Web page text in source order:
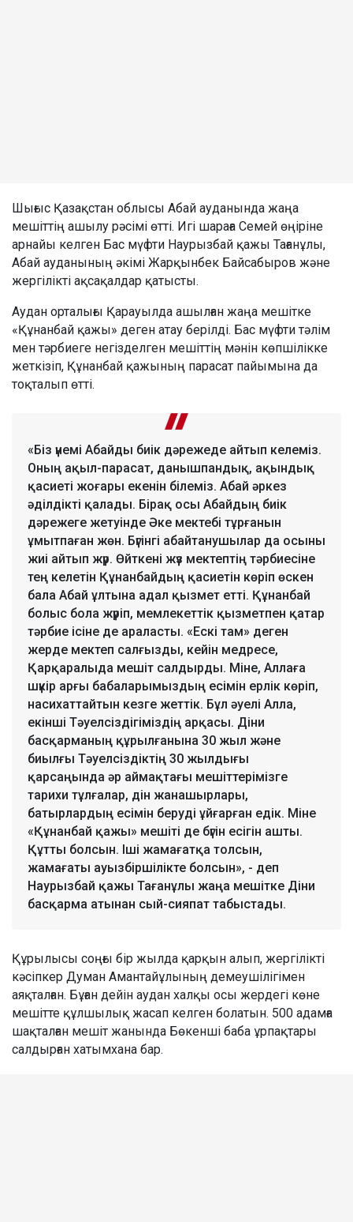
Шығыс Қазақстан облысы Абай ауданында жаңа
мешіттің ашылу рәсімі өтті. Игі шараға Семей өңіріне
арнайы келген Бас мүфти Наурызбай қажы Тағанұлы,
Абай ауданының әкімі Жарқынбек Байсабыров және
жергілікті ақсақалдар қатысты.
Аудан орталығы Қарауылда ашылған жаңа мешітке
«Құнанбай қажы» деген атау берілді. Бас мүфти тәлім
мен тәрбиеге негізделген мешіттің мәнін көпшілікке
жеткізіп, Құнанбай қажының парасат пайымына да
тоқталып өтті.
«Біз үнемі Абайды биік дәрежеде айтып келеміз.
Оның ақыл-парасат, данышпандық, ақындық
қасиеті жоғары екенін білеміз. Абай әркез
әділдікті қалады. Бірақ осы Абайдың биік
дәрежеге жетуінде Әке мектебі тұрғанын
ұмытпаған жөн. Бүгінгі абайтанушылар да осыны
жиі айтып жүр. Өйткені жүз мектептің тәрбиесіне
тең келетін Құнанбайдың қасиетін көріп өскен
бала Абай ұлтына адал қызмет етті. Құнанбай
болыс бола жүріп, мемлекеттік қызметпен қатар
тәрбие ісіне де араласты. «Ескі там» деген
жерде мектеп салғызды, кейін медресе,
Қарқаралыда мешіт салдырды. Міне, Аллаға
шүкір арғы бабаларымыздың есімін ерлік көріп,
насихаттайтын кезге жеттік. Бұл әуелі Алла,
екінші Тәуелсіздігіміздің арқасы. Діни
басқарманың құрылғанына 30 жыл және
биылғы Тәуелсіздіктің 30 жылдығы
қарсаңында әр аймақтағы мешіттерімізге
тарихи тұлғалар, дін жанашырлары,
батырлардың есімін беруді ұйғарған едік. Міне
«Құнанбай қажы» мешіті де бүгін есігін ашты.
Құтты болсын. Іші жамағатқа толсын,
жамағаты ауызбіршілікте болсын», - деп
Наурызбай қажы Тағанұлы жаңа мешітке Діни
басқарма атынан сый-сияпат табыстады.
Құрылысы соңғы бір жылда қарқын алып, жергілікті
кәсіпкер Думан Амантайұлының демеушілігімен
аяқталған. Бұған дейін аудан халқы осы жердегі көне
мешітте құлшылық жасап келген болатын. 500 адамға
шақталған мешіт жанында Бөкенші баба ұрпақтары
салдырған хатымхана бар.